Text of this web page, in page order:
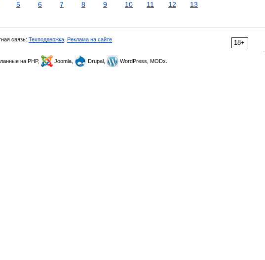
5 6 7 8 9 10 11 12 13
18+
связь: Техподдержка Реклама на сайте
на PHP, Joomla, Drupal, WordPress, MODx.